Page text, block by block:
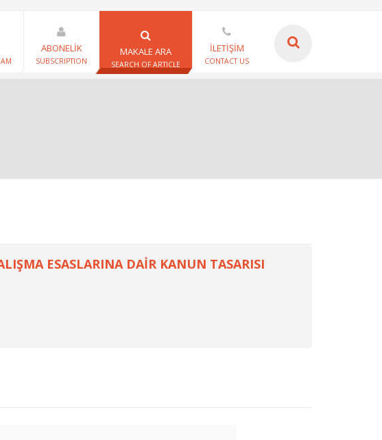
ABONELİK
SUBSCRIPTION
MAKALE ARA
SEARCH OF ARTICLE
İLETİŞİM
CONTACT US
ESASLARINA DAİR KANUN TASARISI